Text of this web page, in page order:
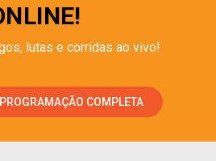
lutas e corridas ao vivo!
COMPLETA